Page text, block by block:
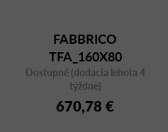
FABBRICO
TFA_160X80
TRANSPARENT
Dostupné (dodacia lehota 4
týždne)
670,78 €